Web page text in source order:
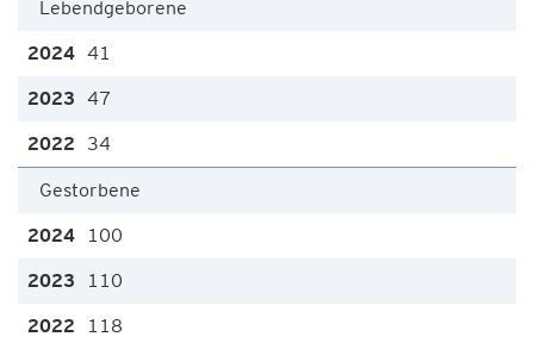
Lebendgeborene
41
47
34
Gestorbene
100
110
118